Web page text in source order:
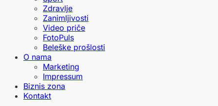
Zdravlje
Zanimljivosti
Video priče
FotoPuls
Beleške prošlosti
O nama
Marketing
Impressum
Biznis zona
Kontakt